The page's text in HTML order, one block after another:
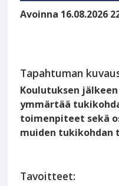
Avoinna 16.08.2026
Tapahtuman
Koulutuksen
ymmärtää
toimenpiteet sekä
muiden tukikohdan
Tavoitteet: